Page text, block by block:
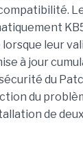
leur
à jour
du
du
de